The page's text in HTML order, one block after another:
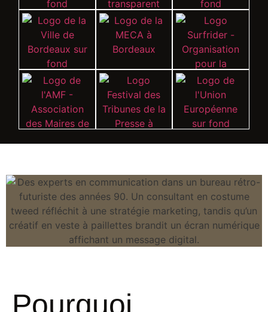
Pourquoi